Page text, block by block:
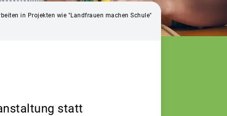
in Projekten wie "Landfrauen machen Schule"
statt